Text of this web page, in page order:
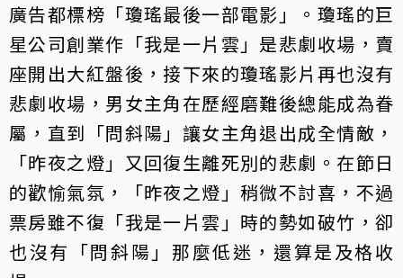
廣告都標榜「瓊瑤最後一部電影」。瓊瑤的巨
星公司創業作「我是一片雲」是悲劇收場，賣
座開出大紅盤後，接下來的瓊瑤影片再也沒有
悲劇收場，男女主角在歷經磨難後總能成為眷
屬，直到「問斜陽」讓女主角退出成全情敵，
「昨夜之燈」又回復生離死別的悲劇。在節日
的歡愉氣氛，「昨夜之燈」稍微不討喜，不過
票房雖不復「我是一片雲」時的勢如破竹，卻
也沒有「問斜陽」那麼低迷，還算是及格收